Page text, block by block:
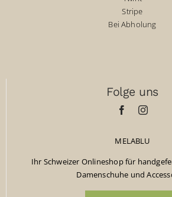
Stripe
Bei Abholung
Folge uns
MELABLU
Ihr Schweizer Onlineshop für
Damenschuhe und